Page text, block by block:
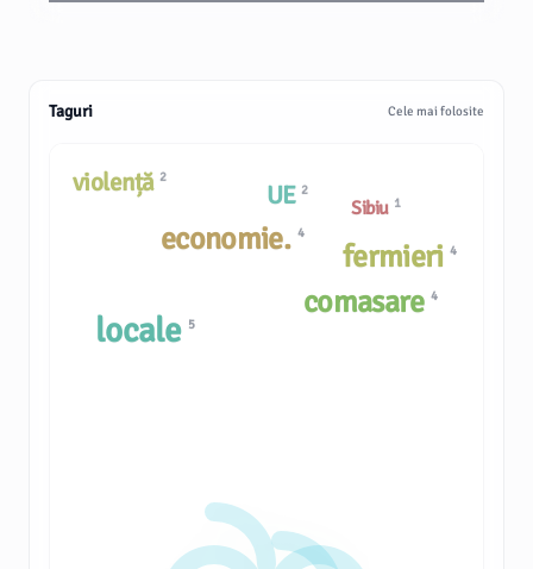
Taguri Cele mai folosite
Sibiu 1
comasare4
violență 2
locale 5
UE 2
economie. 4
fermieri4